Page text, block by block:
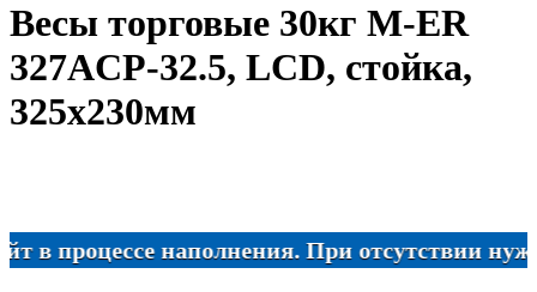
Весы торговые 30кг M-ER
327ACP-32.5, LCD, стойка,
325х230мм
наполнения. При отсутствии